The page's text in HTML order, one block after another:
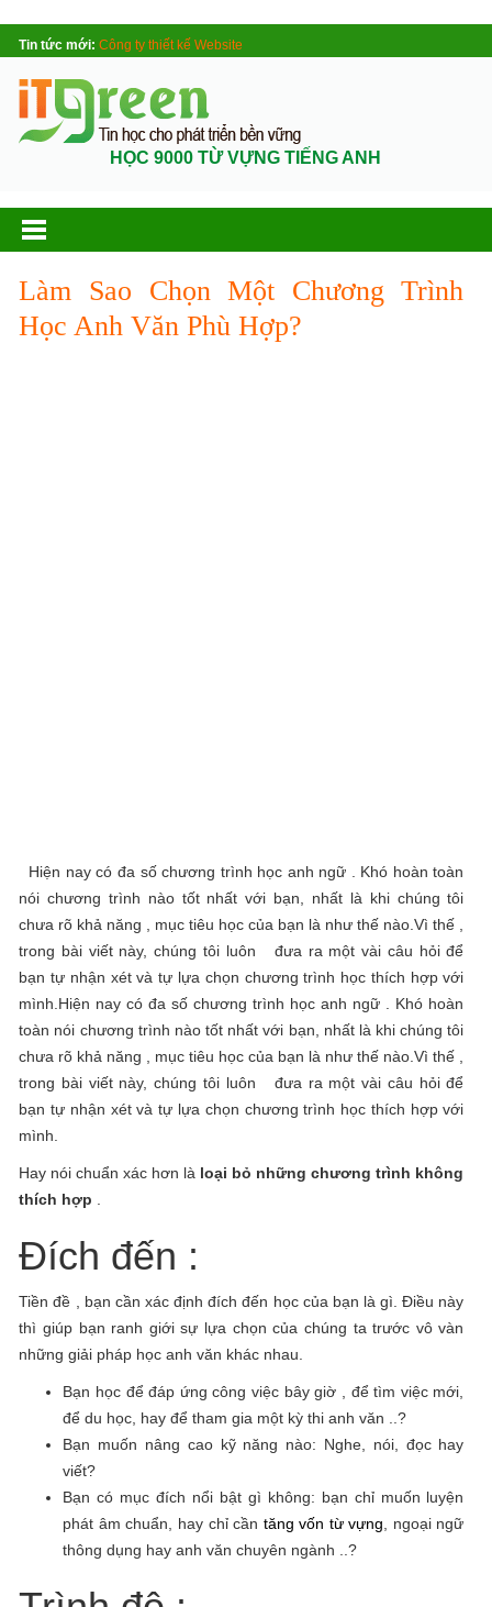
Tin tức mới: Công ty thiết kế Website
HỌC 9000 TỪ VỰNG TIẾNG ANH
Làm Sao Chọn Một Chương Trình
Học Anh Văn Phù Hợp?
Hiện nay có đa số chương trình học anh ngữ . Khó hoàn toàn
nói chương trình nào tốt nhất với bạn, nhất là khi chúng tôi
chưa rõ khả năng , mục tiêu học của bạn là như thế nào.Vì thế ,
trong bài viết này, chúng tôi luôn đưa ra một vài câu hỏi để
bạn tự nhận xét và tự lựa chọn chương trình học thích hợp với
mình. Hiện nay có đa số chương trình học anh ngữ . Khó hoàn
toàn nói chương trình nào tốt nhất với bạn, nhất là khi chúng tôi
chưa rõ khả năng , mục tiêu học của bạn là như thế nào.Vì thế ,
trong bài viết này, chúng tôi luôn đưa ra một vài câu hỏi để
bạn tự nhận xét và tự lựa chọn chương trình học thích hợp với
mình.
Hay nói chuẩn xác hơn là loại bỏ những chương trình không
thích hợp
Đích đến :
Tiền đề , bạn cần xác định đích đến học của bạn là gì. Điều này
thì giúp bạn ranh giới sự lựa chọn của chúng ta trước vô vàn
những giải pháp học anh văn khác nhau.
Bạn học để đáp ứng công việc bây giờ , để tìm việc mới,
để du học, hay để tham gia một kỳ thi anh văn ..?
Bạn muốn nâng cao kỹ năng nào: Nghe, nói, đọc hay
viết?
Bạn có mục đích nổi bật gì không: bạn chỉ muốn luyện
phát âm chuẩn, hay chỉ cần tăng vốn từ vựng , ngoại ngữ
thông dụng hay anh văn chuyên ngành ..?